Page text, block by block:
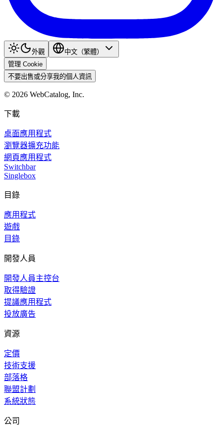
外觀
中文（繁體）
管理 Cookie
不要出售或分享我的個人資訊
© 2026 WebCatalog, Inc.
下載
桌面應用程式
瀏覽器擴充功能
網頁應用程式
Switchbar
Singlebox
目錄
應用程式
遊戲
目錄
開發人員
開發人員主控台
取得驗證
提議應用程式
投放廣告
資源
定價
技術支援
部落格
聯盟計劃
系統狀態
公司